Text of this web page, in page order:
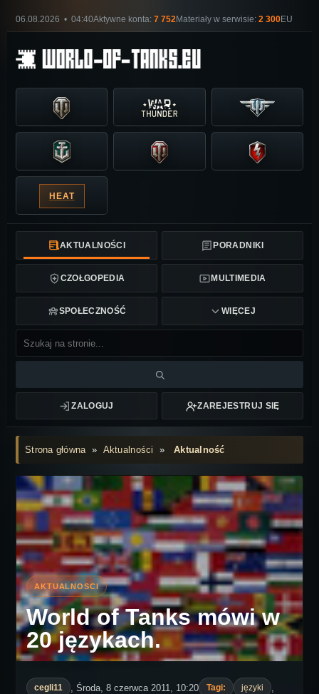
06.08.2026 • 04:40Aktywne konta: 7 752Materiały w serwisie: 2 300EU
HEAT
AKTUALNOŚCI PORADNIKI
CZOŁGOPEDIA MULTIMEDIA
SPOŁECZNOŚĆ WIĘCEJ
ZALOGUJ ZAREJESTRUJ SIĘ
Strona główna» Aktualności »Aktualność
World of Tanks mówi w
20 językach.
cegli11 , Środa, 8 czerwca 2011, 10:20 Tagi: języki